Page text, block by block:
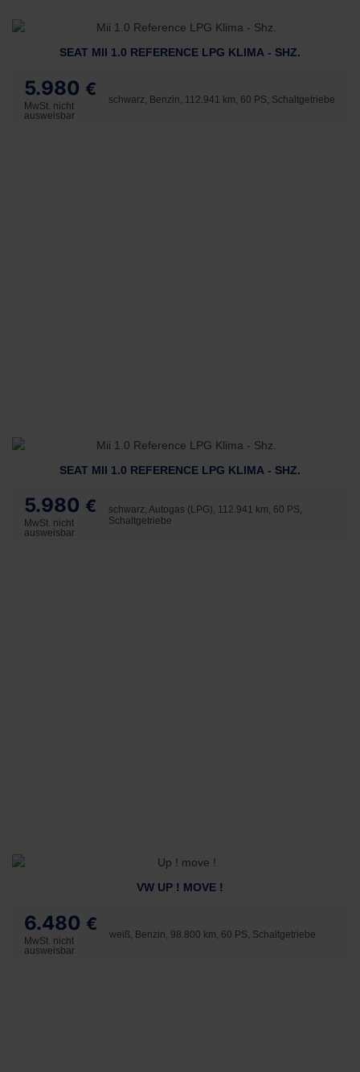
SEAT MII 1.0 REFERENCE LPG KLIMA - SHZ.
5.980 €
MwSt. nicht
ausweisbar
schwarz, Benzin, 112.941 km, 60 PS, Schaltgetriebe
SEAT MII 1.0 REFERENCE LPG KLIMA - SHZ.
5.980 €
MwSt. nicht
ausweisbar
schwarz, Autogas (LPG), 112.941 km, 60 PS,
Schaltgetriebe
VW UP ! MOVE !
6.480 €
MwSt. nicht
ausweisbar
weiß, Benzin, 98.800 km, 60 PS, Schaltgetriebe